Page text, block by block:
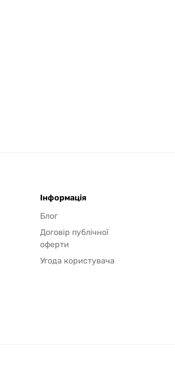
Інформація
Блог
Договір публічної
оферти
Угода користувача